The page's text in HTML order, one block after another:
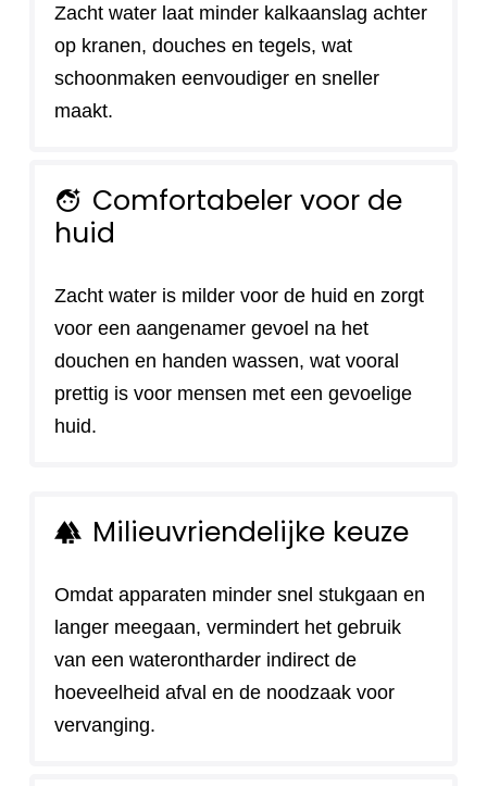
Zacht water laat minder kalkaanslag achter
op kranen, douches en tegels, wat
schoonmaken eenvoudiger en sneller
maakt.
face_retouching_natural Comfortabeler voor de
huid
Zacht water is milder voor de huid en zorgt
voor een aangenamer gevoel na het
douchen en handen wassen, wat vooral
prettig is voor mensen met een gevoelige
huid.
forest Milieuvriendelijke keuze
Omdat apparaten minder snel stukgaan en
langer meegaan, vermindert het gebruik
van een waterontharder indirect de
hoeveelheid afval en de noodzaak voor
vervanging.